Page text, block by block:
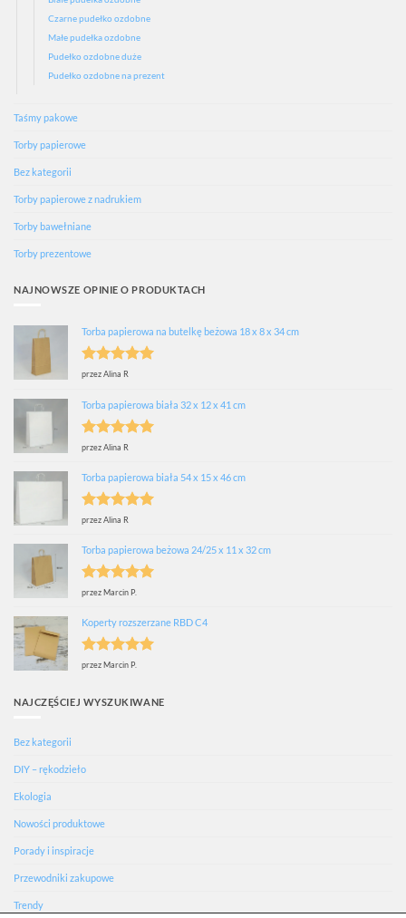
Czarne pudełko ozdobne
Małe pudełka ozdobne
Pudełko ozdobne duże
Pudełko ozdobne na prezent
Taśmy pakowe
Torby papierowe
Bez kategorii
Torby papierowe z nadrukiem
Torby bawełniane
Torby prezentowe
NAJNOWSZE OPINIE O PRODUKTACH
Torba papierowa na butelkę beżowa 18 x 8 x 34 cm
Oceniono
przez Alina R
Torba papierowa biała 32 x 12 x 41 cm
Oceniono
przez Alina R
Torba papierowa biała 54 x 15 x 46 cm
Oceniono
przez Alina R
Torba papierowa beżowa 24/25 x 11 x 32 cm
Oceniono
przez Marcin P.
Koperty rozszerzane RBD C4
Oceniono
przez Marcin P.
NAJCZĘŚCIEJ WYSZUKIWANE
Bez kategorii
DIY – rękodzieło
Ekologia
Nowości produktowe
Porady i inspiracje
Przewodniki zakupowe
Trendy